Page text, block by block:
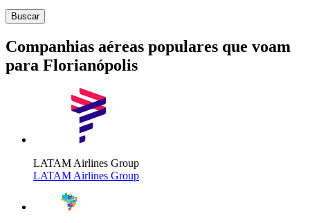
Buscar
Companhias aéreas populares que voam
para Florianópolis
LATAM Airlines Group
LATAM Airlines Group